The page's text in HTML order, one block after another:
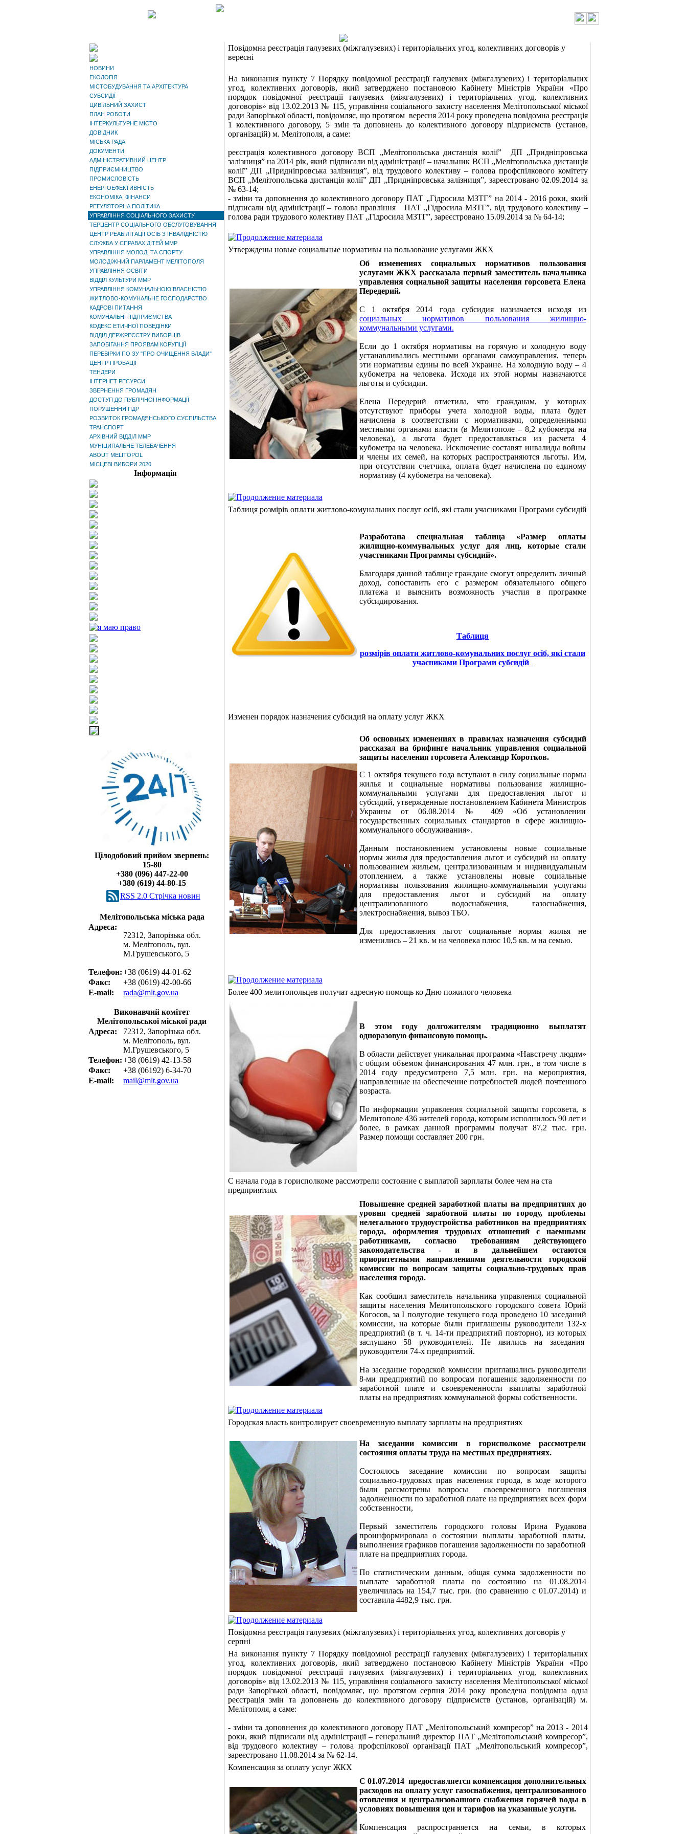
НОВИНИ
ЕКОЛОГІЯ
МІСТОБУДУВАННЯ ТА АРХІТЕКТУРА
СУБСИДІЇ
ЦИВІЛЬНИЙ ЗАХИСТ
ПЛАН РОБОТИ
ІНТЕРКУЛЬТУРНЕ МІСТО
ДОВІДНИК
МІСЬКА РАДА
ДОКУМЕНТИ
АДМІНІСТРАТИВНИЙ ЦЕНТР
ПІДПРИЄМНИЦТВО
ПРОМИСЛОВІСТЬ
ЕНЕРГОЕФЕКТИВНІСТЬ
ЕКОНОМІКА, ФІНАНСИ
РЕГУЛЯТОРНА ПОЛІТИКА
УПРАВЛІННЯ СОЦІАЛЬНОГО ЗАХИСТУ
ТЕРЦЕНТР СОЦІАЛЬНОГО ОБСЛУГОВУВАННЯ
ЦЕНТР РЕАБІЛІТАЦІЇ ОСІБ З ІНВАЛІДНІСТЮ
СЛУЖБА У СПРАВАХ ДІТЕЙ ММР
УПРАВЛІННЯ МОЛОДІ ТА СПОРТУ
МОЛОДІЖНИЙ ПАРЛАМЕНТ МЕЛІТОПОЛЯ
УПРАВЛІННЯ ОСВІТИ
ВІДДІЛ КУЛЬТУРИ ММР
УПРАВЛІННЯ КОМУНАЛЬНОЮ ВЛАСНІСТЮ
ЖИТЛОВО-КОМУНАЛЬНЕ ГОСПОДАРСТВО
КАДРОВІ ПИТАННЯ
КОМУНАЛЬНІ ПІДПРИЄМСТВА
КОДЕКС ЕТИЧНОЇ ПОВЕДІНКИ
ВІДДІЛ ДЕРЖРЕЄСТРУ ВИБОРЦІВ
ЗАПОБІГАННЯ ПРОЯВАМ КОРУПЦІЇ
ПЕРЕВІРКИ ПО ЗУ "ПРО ОЧИЩЕННЯ ВЛАДИ"
ЦЕНТР ПРОБАЦІЇ
ТЕНДЕРИ
ІНТЕРНЕТ РЕСУРСИ
ЗВЕРНЕННЯ ГРОМАДЯН
ДОСТУП ДО ПУБЛІЧНОЇ ІНФОРМАЦІЇ
ПОРУШЕННЯ ПДР
РОЗВИТОК ГРОМАДЯНСЬКОГО СУСПІЛЬСТВА
ТРАНСПОРТ
АРХІВНИЙ ВІДДІЛ ММР
МУНІЦИПАЛЬНЕ ТЕЛЕБАЧЕННЯ
ABOUT MELITOPOL
МІСЦЕВІ ВИБОРИ 2020
Інформація
Цілодобовий прийом звернень:
15-80
+380 (096) 447-22-00
+380 (619) 44-80-15
RSS 2.0 Cтрічка новин
Мелітопольська міська рада
Адреса:
72312, Запорізька обл.
м. Мелітополь, вул.
М.Грушевського, 5
Телефон:+38 (0619) 44-01-62
Факс:
+38 (0619) 42-00-66
E-mail:
rada@mlt.gov.ua
Виконавчий комітет
Мелітопольської міської ради
Адреса:
72312, Запорізька обл.
м. Мелітополь, вул.
М.Грушевського, 5
Телефон:+38 (0619) 42-13-58
Факс:
+38 (06192) 6-34-70
E-mail:
mail@mlt.gov.ua
Повідомна реєстрація галузевих (міжгалузевих) і територіальних угод, колективних договорів у
вересні
На виконання пункту 7 Порядку повідомної реєстрації галузевих (міжгалузевих) і територіальних
угод, колективних договорів, який затверджено постановою Кабінету Міністрів України «Про
порядок повідомної реєстрації галузевих (міжгалузевих) і територіальних угод, колективних
договорів» від 13.02.2013 № 115, управління соціального захисту населення Мелітопольської міської
ради Запорізької області, повідомляє, що протягом вересня 2014 року проведена повідомна реєстрація
1 колективного договору, 5 змін та доповнень до колективного договору підприємств (установ,
організацій) м. Мелітополя, а саме:
реєстрація колективного договору ВСП „Мелітопольська дистанція колії” ДП „Придніпровська
залізниця” на 2014 рік, який підписали від адміністрації – начальник ВСП „Мелітопольська дистанція
колії” ДП „Придніпровська залізниця”, від трудового колективу – голова профспілкового комітету
ВСП „Мелітопольська дистанція колії” ДП „Придніпровська залізниця”, зареєстровано 02.09.2014 за
№ 63-14;
- зміни та доповнення до колективного договору ПАТ „Гідросила МЗТГ” на 2014 - 2016 роки, який
підписали від адміністрації – голова правління ПАТ „Гідросила МЗТГ”, від трудового колективу –
голова ради трудового колективу ПАТ „Гідросила МЗТГ”, зареєстровано 15.09.2014 за № 64-14;
Утверждены новые социальные нормативы на пользование услугами ЖКХ
Об изменениях социальных нормативов пользования
услугами ЖКХ рассказала первый заместитель начальника
управления социальной защиты населения горсовета Елена
Передерий.
С 1 октября 2014 года субсидия назначается исходя из
социальных нормативов пользования жилищно-
коммунальными услугами.
Если до 1 октября нормативы на горячую и холодную воду
устанавливались местными органами самоуправления, теперь
эти нормативы едины по всей Украине. На холодную воду – 4
кубометра на человека. Исходя их этой нормы назначаются
льготы и субсидии.
Елена Передерий отметила, что гражданам, у которых
отсутствуют приборы учета холодной воды, плата будет
начислена в соответствии с нормативами, определенными
местными органами власти (в Мелитополе – 8,2 кубометра на
человека), а льгота будет предоставляться из расчета 4
кубометра на человека. Исключение составят инвалиды войны
и члены их семей, на которых распространяются льготы. Им,
при отсутствии счетчика, оплата будет начислена по единому
нормативу (4 кубометра на человека).
Таблиця розмірів оплати житлово-комунальних послуг осіб, які стали учасниками Програми субсидій
Разработана специальная таблица «Размер оплаты
жилищно-коммунальных услуг для лиц, которые стали
участниками Программы субсидий».
Благодаря данной таблице граждане смогут определить личный
доход, сопоставить его с размером обязательного общего
платежа и выяснить возможность участия в программе
субсидирования.
Таблиця
розмірів оплати житлово-комунальних послуг осіб, які стали
учасниками Програми субсидій
Изменен порядок назначения субсидий на оплату услуг ЖКХ
Об основных изменениях в правилах назначения субсидий
рассказал на брифинге начальник управления социальной
защиты населения горсовета Александр Коротков.
С 1 октября текущего года вступают в силу социальные нормы
жилья и социальные нормативы пользования жилищно-
коммунальными услугами для предоставления льгот и
субсидий, утвержденные постановлением Кабинета Министров
Украины от 06.08.2014 № 409 «Об установлении
государственных социальных стандартов в сфере жилищно-
коммунального обслуживания».
Данным постановлением установлены новые социальные
нормы жилья для предоставления льгот и субсидий на оплату
пользованием жильем, централизованным и индивидуальным
отоплением, а также установлены новые социальные
нормативы пользования жилищно-коммунальными услугами
для предоставления льгот и субсидий на оплату
централизованного водоснабжения, газоснабжения,
электроснабжения, вывоз ТБО.
Для предоставления льгот социальные нормы жилья не
изменились – 21 кв. м на человека плюс 10,5 кв. м на семью.
Более 400 мелитопольцев получат адресную помощь ко Дню пожилого человека
В этом году долгожителям традиционно выплатят
одноразовую финансовую помощь.
В области действует уникальная программа «Навстречу людям»
с общим объемом финансирования 47 млн. грн., в том числе в
2014 году предусмотрено 7,5 млн. грн. на мероприятия,
направленные на обеспечение потребностей людей почтенного
возраста.
По информации управления социальной защиты горсовета, в
Мелитополе 436 жителей города, которым исполнилось 90 лет и
более, в рамках данной программы получат 87,2 тыс. грн.
Размер помощи составляет 200 грн.
С начала года в горисполкоме рассмотрели состояние с выплатой зарплаты более чем на ста
предприятиях
Повышение средней заработной платы на предприятиях до
уровня средней заработной платы по городу, проблемы
нелегального трудоустройства работников на предприятиях
города, оформления трудовых отношений с наемными
работниками, согласно требованиям действующего
законодательства - и в дальнейшем остаются
приоритетными направлениями деятельности городской
комиссии по вопросам защиты социально-трудовых прав
населения города.
Как сообщил заместитель начальника управления социальной
защиты населения Мелитопольского городского совета Юрий
Когосов, за I полугодие текущего года проведено 10 заседаний
комиссии, на которые были приглашены руководители 132-х
предприятий (в т. ч. 14-ти предприятий повторно), из которых
заслушано 58 руководителей. Не явились на заседания
руководители 74-х предприятий.
На заседание городской комиссии приглашались руководители
8-ми предприятий по вопросам погашения задолженности по
заработной плате и своевременности выплаты заработной
платы на предприятиях коммунальной формы собственности.
Городская власть контролирует своевременную выплату зарплаты на предприятиях
На заседании комиссии в горисполкоме рассмотрели
состояния оплаты труда на местных предприятиях.
Состоялось заседание комиссии по вопросам защиты
социально-трудовых прав населения города, в ходе которого
были рассмотрены вопросы своевременного погашения
задолженности по заработной плате на предприятиях всех форм
собственности,
Первый заместитель городского головы Ирина Рудакова
проинформировала о состоянии выплаты заработной платы,
выполнения графиков погашения задолженности по заработной
плате на предприятиях города.
По статистическим данным, общая сумма задолженности по
выплате заработной платы по состоянию на 01.08.2014
увеличилась на 154,7 тыс. грн. (по сравнению с 01.07.2014) и
составила 4482,9 тыс. грн.
Повідомна реєстрація галузевих (міжгалузевих) і територіальних угод, колективних договорів у
серпні
На виконання пункту 7 Порядку повідомної реєстрації галузевих (міжгалузевих) і територіальних
угод, колективних договорів, який затверджено постановою Кабінету Міністрів України «Про
порядок повідомної реєстрації галузевих (міжгалузевих) і територіальних угод, колективних
договорів» від 13.02.2013 № 115, управління соціального захисту населення Мелітопольської міської
ради Запорізької області, повідомляє, що протягом серпня 2014 року проведена повідомна одна
реєстрація змін та доповнень до колективного договору підприємств (установ, організацій) м.
Мелітополя, а саме:
- зміни та доповнення до колективного договору ПАТ „Мелітопольський компресор” на 2013 - 2014
роки, який підписали від адміністрації – генеральний директор ПАТ „Мелітопольський компресор”,
від трудового колективу – голова профспілкової організації ПАТ „Мелітопольський компресор”,
зареєстровано 11.08.2014 за № 62-14.
Компенсация за оплату услуг ЖКХ
С 01.07.2014 предоставляется компенсация дополнительных
расходов на оплату услуг газоснабжения, централизованного
отопления и централизованного снабжения горячей воды в
условиях повышения цен и тарифов на указанные услуги.
Компенсация распространяется на семьи, в которых